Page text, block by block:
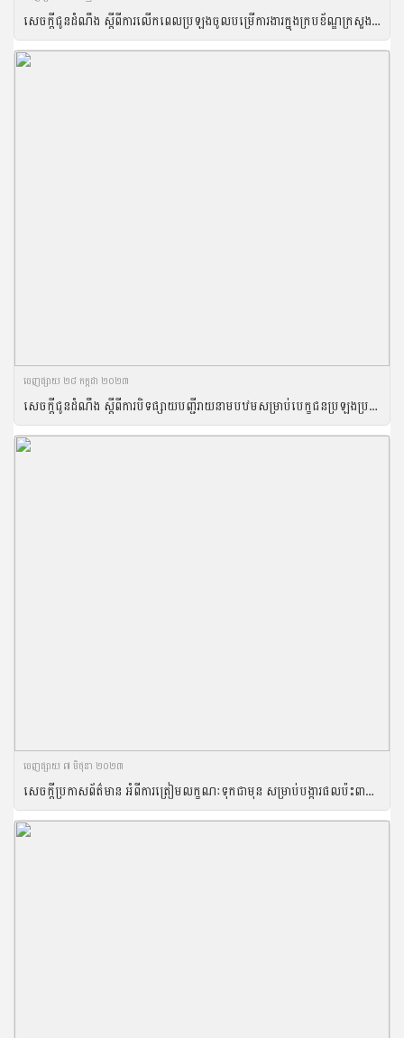
សេចក្តីជូនដំណឹង ស្តីពីការលើកពេលប្រឡងចូលបម្រើការងារក្នុងក្របខ័ណ្ឌក្រសួងកសិកម្ម រុក្ខាប្រមាញ់ និងនេសាទ សម្រាប់ឆ្នាំ២០២៣
ចេញ​ផ្សាយ​ ២៨ កក្កដា ២០២៣
សេចក្តីជូនដំណឹង ស្តីពីការបិទផ្សាយបញ្ជីរាយនាមបឋមសម្រាប់បេក្ខជនប្រឡងប្រជែងចូលបម្រើការងាររដ្ឋក្នុងក្របខ័ណ្ឌក្រសួងកសិកម្ម រុក្ខាប្រមាញ់ និងនេសាទ ប្រភេទក្របខ័ណ្ឌ ក ឆ្នាំ២០២៣
ចេញ​ផ្សាយ​ ៧ មិថុនា ២០២៣
សេចក្ដីប្រកាសព័ត៌មាន អំពីការត្រៀមលក្ខណៈទុកជាមុន សម្រាប់បង្ការផលប៉ះពាល់ដល់ដំណាំស្រូវនៅពេលកូនរដូវប្រាំងឈានចូលមកដល់នៅខែកក្កដា